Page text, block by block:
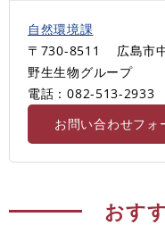
自然環境課
〒730-8511
広島市
野生生物グループ
電話：082-513-2933
お問い合わせフォ
おす